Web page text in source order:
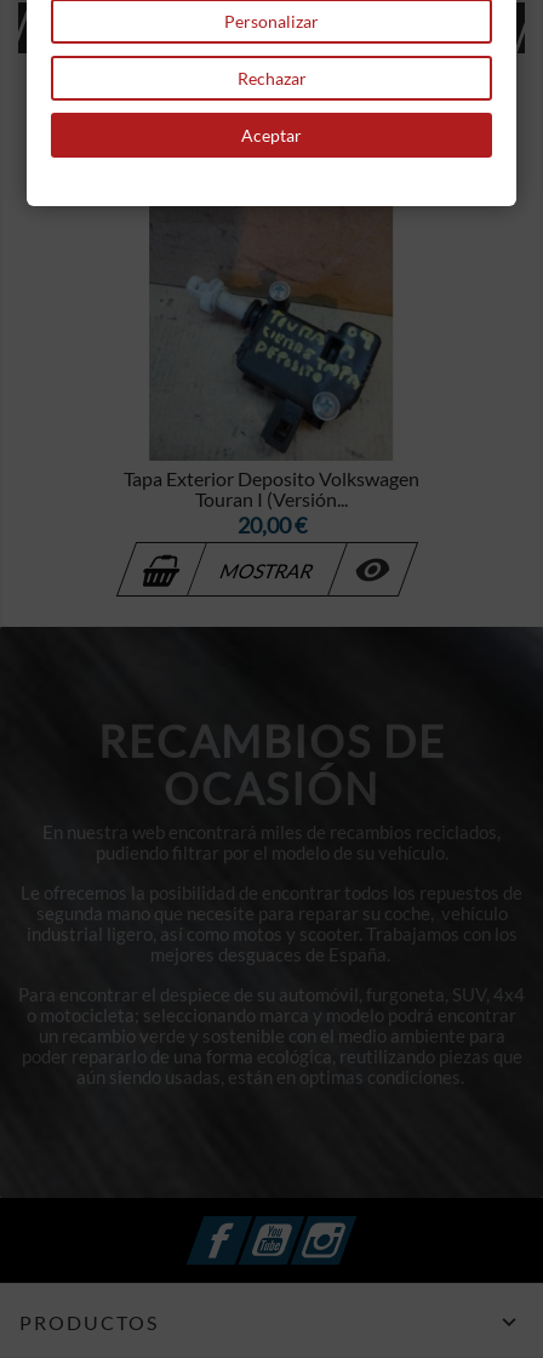
16 OTROS PRODUCTOS EN LA MISMA
CATEGORÍA:
Tapa Exterior Deposito Volkswagen
Touran I (Versión...
Precio
20,00 €
MOSTRAR 
RECAMBIOS DE
OCASIÓN
En nuestra web encontrará miles de recambios reciclados,
pudiendo filtrar por el modelo de su vehículo.
Le ofrecemos la posibilidad de encontrar todos los repuestos de
segunda mano que necesite para reparar su coche, vehículo
industrial ligero, así como motos y scooter. Trabajamos con los
mejores desguaces de España.
Para encontrar el despiece de su automóvil, furgoneta, SUV, 4x4
o motocicleta; seleccionando marca y modelo podrá encontrar
un recambio verde y sostenible con el medio ambiente para
poder repararlo de una forma ecológica, reutilizando piezas que
aún siendo usadas, están en optimas condiciones.
FacebookYouTubeInstagram
PRODUCTOS 
Personalizar
Rechazar
Aceptar